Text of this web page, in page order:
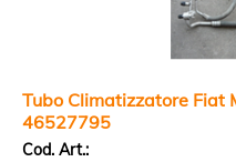
Tubo Climatizzatore Fiat
46527795
Cod. Art.: